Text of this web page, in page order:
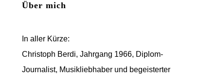
Über mich
In aller Kürze:
Christoph Berdi, Jahrgang 1966, Diplom-
Journalist, Musikliebhaber und begeisterter